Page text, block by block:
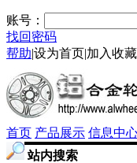
账号：
找回密码
帮助|设为首页|加入收藏
首页 产品展示 信息中
站内搜索